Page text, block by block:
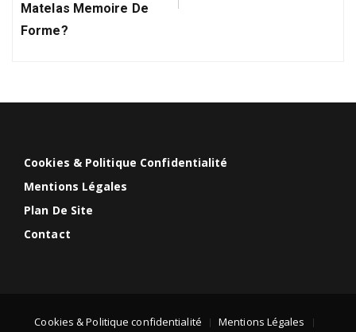
Matelas Memoire De
Forme?
Cookies & Politique Confidentialité
Mentions Légales
Plan De Site
Contact
Cookies & Politique confidentialité Mentions Légales